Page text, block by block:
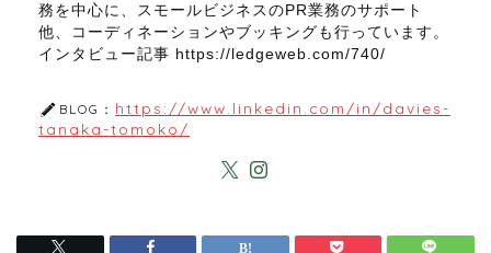
務を中心に、スモールビジネスのPR業務のサポート
他、コーディネーションやブッキングも行っています。
インタビュー記事 https://ledgeweb.com/740/
BLOG： https://www.linkedin.com/in/davies-
tanaka-tomoko/